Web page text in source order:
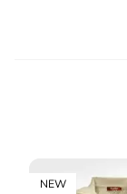
NEW